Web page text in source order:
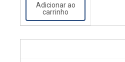
Adicionar ao
carrinho